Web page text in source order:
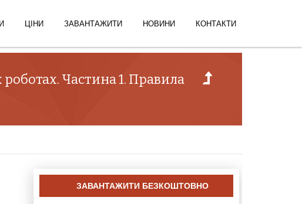
ЦІНИ ЗАВАНТАЖИТИ НОВИНИ КОНТАКТИ
Частина 1. Правила
ЗАВАНТАЖИТИ БЕЗКОШТОВНО